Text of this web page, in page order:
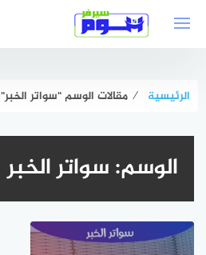
الرئيسية ⁄ مقالات الوسم "سواتر الخبر"
الوسم:سواتر الخبر